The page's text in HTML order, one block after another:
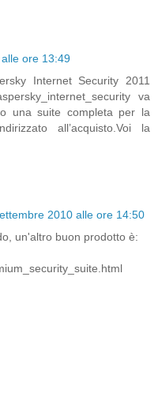
ore 13:49
Internet Security 2011
va
una suite completa per la
all’acquisto.Voi la
2010 alle ore 14:50
un'altro buon prodotto è: